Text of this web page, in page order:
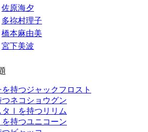
佐原海夕
多祢村理子
橋本麻由美
宮下美波
持つジャックフロスト
ネコショウグン
タⅠを持つリリム
持つユニコーン